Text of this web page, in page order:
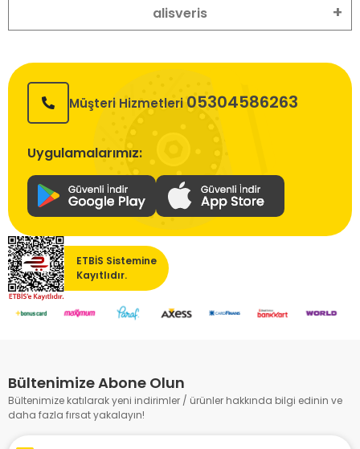
alisveris
Müşteri Hizmetleri 05304586263
Uygulamalarımız:
ETBİS Sistemine
Kayıtlıdır.
Bültenimize Abone Olun
Bültenimize katılarak yeni indirimler / ürünler hakkında bilgi edinin ve
daha fazla fırsat yakalayın!